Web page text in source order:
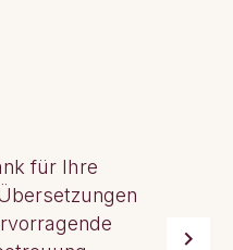
für Ihre